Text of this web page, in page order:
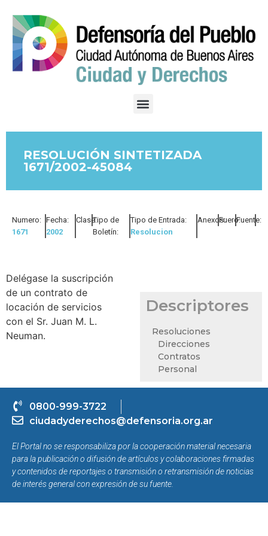
RESOLUCIÓN SINTETIZADA
1671/2002-45084
Numero:
1671
Fecha:
2002
Clase:Tipo de
Boletín:
Tipo de Entrada:
Resolucion
Anexos:Fuero:Fuente:
Delégase la suscripción
de un contrato de
locación de servicios
con el Sr. Juan M. L.
Neuman.
Descriptores
Resoluciones
Direcciones
Contratos
Personal
0800-999-3722
ciudadyderechos@defensoria.org.ar
El Portal no se responsabiliza por la cooperación material necesaria
para la publicación o difusión de artículos y colaboraciones firmadas
y contenidos de reportajes o transmisión o retransmisión de noticias
de interés general con expresión de su fuente.